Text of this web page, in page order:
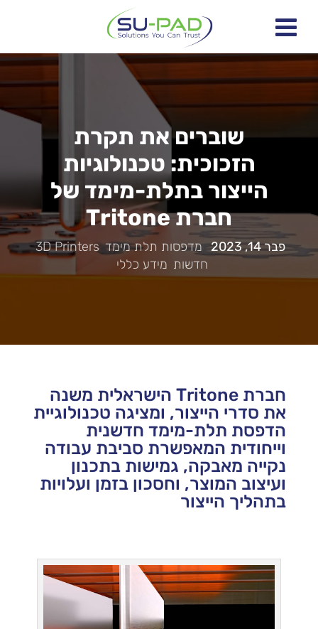
שוברים את תקרת
הזכוכית: טכנולוגיות
הייצור בתלת-מימד של
חברת Tritone
פבר 14, 2023 |מדפסות תלת מימד,
3D Printers
,
חדשות מידע כללי
חברת Tritone הישראלית משנה
את סדרי הייצור, ומציגה טכנולוגיית
הדפסת תלת-מימד חדשנית
וייחודית המאפשרת סביבת עבודה
נקייה מאבקה, גמישות בתכנון
ועיצוב המוצר, וחסכון בזמן ועלויות
בתהליך הייצור